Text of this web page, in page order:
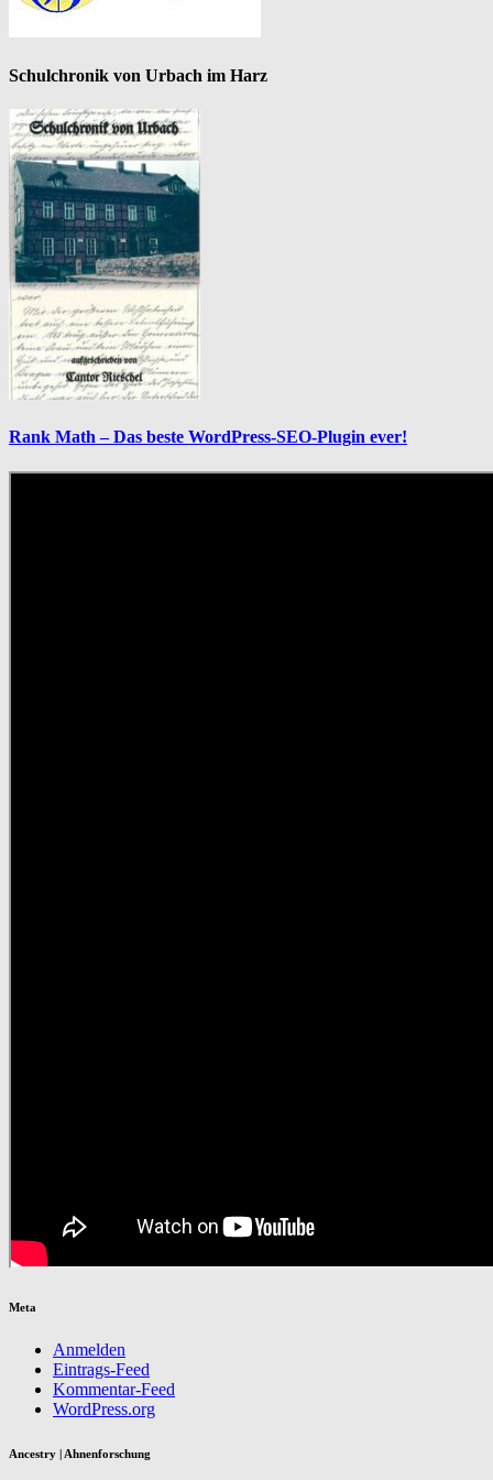
Schulchronik von Urbach im Harz
Rank Math – Das beste WordPress-SEO-Plugin ever!
Meta
Anmelden
Eintrags-Feed
Kommentar-Feed
WordPress.org
Ancestry | Ahnenforschung